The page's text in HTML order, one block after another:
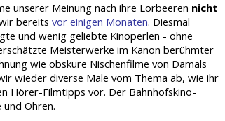
unserer Meinung nach ihre Lorbeeren nicht
bereits vor einigen Monaten. Diesmal
und wenig geliebte Kinoperlen - ohne
Meisterwerke im Kanon berühmter
wie obskure Nischenfilme von Damals
wieder diverse Male vom Thema ab, wie ihr
Hörer-Filmtipps vor. Der Bahnhofskino-
Ohren.